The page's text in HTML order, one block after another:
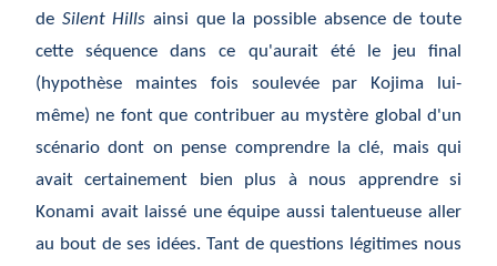
de Silent Hills ainsi que la possible absence de toute
cette séquence dans ce qu'aurait été le jeu final
(hypothèse maintes fois soulevée par Kojima lui-
même) ne font que contribuer au mystère global d'un
scénario dont on pense comprendre la clé, mais qui
avait certainement bien plus à nous apprendre si
Konami avait laissé une équipe aussi talentueuse aller
au bout de ses idées. Tant de questions légitimes nous